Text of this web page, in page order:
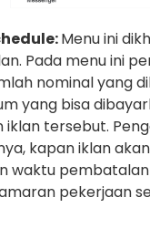
Menu ini
Pada menu ini
nominal yang
yang bisa
tersebut.
kapan iklan
waktu
pekerjaan